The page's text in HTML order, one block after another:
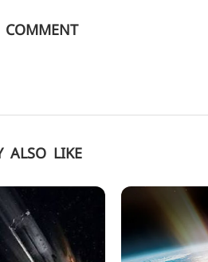
COMMENT
ALSO LIKE